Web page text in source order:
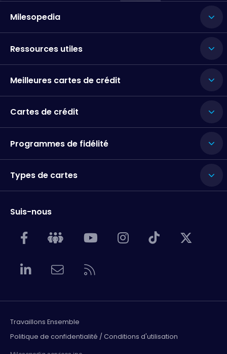
Milesopedia
Ressources utiles
Meilleures cartes de crédit
Cartes de crédit
Programmes de fidélité
Types de cartes
Suis-nous
Travaillons Ensemble
Politique de confidentialité / Conditions d'utilisation